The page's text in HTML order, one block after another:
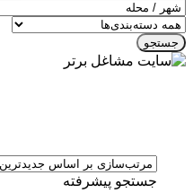
جستجو
جستجو پیشرفته